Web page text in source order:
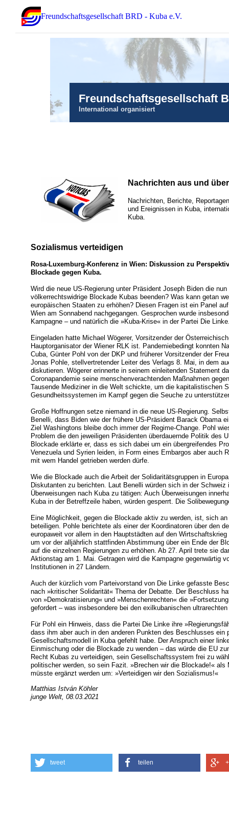
Freundschaftsgesellschaft BRD - Kuba e.V.
Freundschaftsgesellschaft
International organisiert
Nachrichten aus und
Nachrichten, Berichte,
und Ereignissen in Kuba,
Kuba.
Sozialismus verteidigen
Rosa-Luxemburg-Konferenz in Wien: Diskussion zu
Blockade gegen Kuba.
Wird die neue US-Regierung unter Präsident Joseph Biden die
völkerrechtswidrige Blockade Kubas beenden? Was kann getan
europäischen Staaten zu erhöhen? Diesen Fragen ist ein Panel
Wien am Sonnabend nachgegangen. Gesprochen wurde
Kampagne – und natürlich die »Kuba-Krise« in der Partei Die
Eingeladen hatte Michael Wögerer, Vorsitzender der
Hauptorganisator der Wiener RLK ist. Pandemiebedingt konnten
Cuba, Günter Pohl von der DKP und früherer Vorsitzender der
Jonas Pohle, stellvertretender Leiter des Verlags 8. Mai, in dem
diskutieren. Wögerer erinnerte in seinem einleitenden Statement
Coronapandemie seine menschenverachtenden Maßnahmen
Tausende Mediziner in die Welt schickte, um die kapitalistischen
Gesundheitssystemen im Kampf gegen die Seuche zu
Große Hoffnungen setze niemand in die neue US-Regierung.
Benelli, dass Biden wie der frühere US-Präsident Barack Obama
Ziel Washingtons bleibe doch immer der Regime-Change. Pohl
Problem die den jeweiligen Präsidenten überdauernde Politik des
Blockade erklärte er, dass es sich dabei um ein übergreifendes
Venezuela und Syrien leiden, in Form eines Embargos aber auch
mit wem Handel getrieben werden dürfe.
Wie die Blockade auch die Arbeit der Solidaritätsgruppen in
Diskutanten zu berichten. Laut Benelli würden sich in der
Überweisungen nach Kuba zu tätigen: Auch Überweisungen
Kuba in der Betreffzeile haben, würden gesperrt. Die
Eine Möglichkeit, gegen die Blockade aktiv zu werden, ist, sich
beteiligen. Pohle berichtete als einer der Koordinatoren über den
europaweit vor allem in den Hauptstädten auf den
um vor der alljährlich stattfinden Abstimmung über ein Ende der
auf die einzelnen Regierungen zu erhöhen. Ab 27. April trete sie
Aktionstag am 1. Mai. Getragen wird die Kampagne gegenwärtig
Institutionen in 27 Ländern.
Auch der kürzlich vom Parteivorstand von Die Linke gefasste
nach »kritischer Solidarität« Thema der Debatte. Der Beschluss
von »Demokratisierung« und »Menschenrechten« die
gefordert – was insbesondere bei den exilkubanischen
Für Pohl ein Hinweis, dass die Partei Die Linke ihre
dass ihm aber auch in den anderen Punkten des Beschlusses
Gesellschaftsmodell in Kuba gefehlt habe. Der Anspruch einer
Einmischung oder die Blockade zu wenden – das würde die EU
Recht Kubas zu verteidigen, sein Gesellschaftssystem frei zu
politischer werden, so sein Fazit. »Brechen wir die Blockade!«
müsste ergänzt werden um: »Verteidigen wir den Sozialismus!«
Matthias István Köhler
junge Welt, 08.03.2021
tweet teilen